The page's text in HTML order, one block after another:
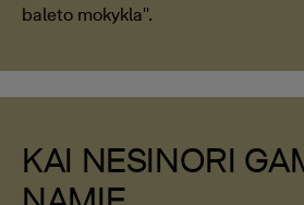
baleto mokykla''.
KAI NESINORI